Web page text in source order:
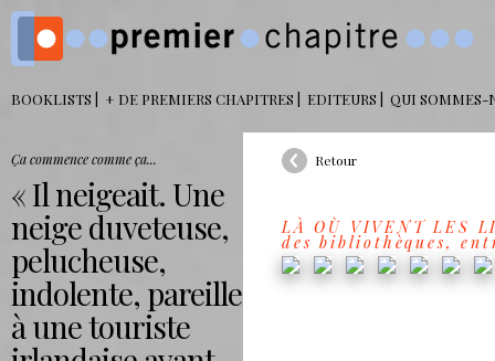
BOOKLISTS + DE PREMIERS CHAPITRES EDITEURS QUI SOMMES-
Ça commence comme ça...
Il neigeait. Une
neige duveteuse,
pelucheuse,
indolente, pareille
à une touriste
Retour
LÀ OÙ VIVENT LES
des bibliothèques,